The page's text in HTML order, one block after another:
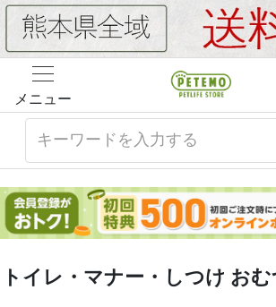
メニュー
トイレ・マナー・しつけ お